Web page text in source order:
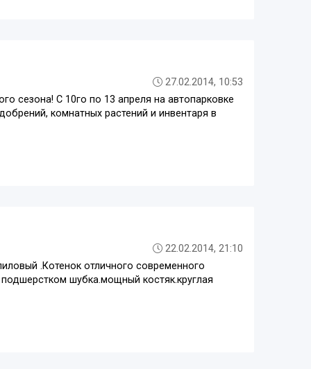
27.02.2014, 10:53
сезона! С 10го по 13 апреля на автопарковке
комнатных растений и инвентаря в
22.02.2014, 21:10
.Котенок отличного современного
шубка.мощный костяк.круглая